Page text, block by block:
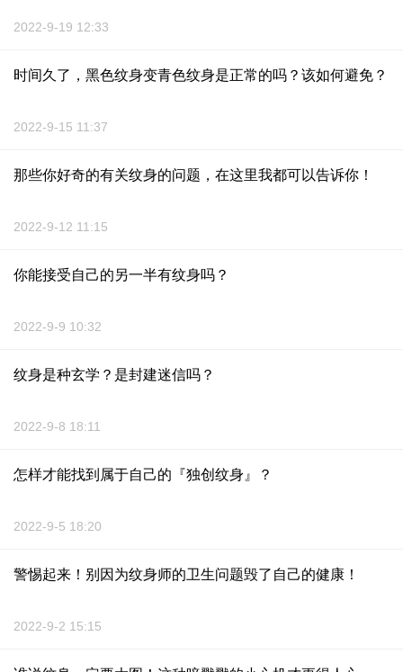
2022-9-19 12:33
时间久了，黑色纹身变青色纹身是正常的吗？该如何避免？
2022-9-15 11:37
那些你好奇的有关纹身的问题，在这里我都可以告诉你！
2022-9-12 11:15
你能接受自己的另一半有纹身吗？
2022-9-9 10:32
纹身是种玄学？是封建迷信吗？
2022-9-8 18:11
怎样才能找到属于自己的『独创纹身』？
2022-9-5 18:20
警惕起来！别因为纹身师的卫生问题毁了自己的健康！
2022-9-2 15:15